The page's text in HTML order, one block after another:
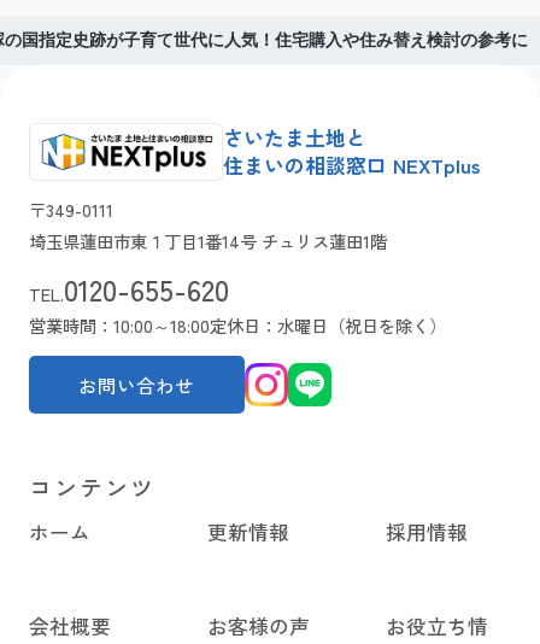
国指定史跡が子育て世代に人気！住宅購入や住み替え検討の参考に
さいたま土地と
住まいの相談窓口 NEXTplus
〒349-0111
埼玉県蓮田市東１丁目1番14号 チュリス蓮田1階
TEL.0120-655-620
営業時間：10:00～18:00定休日：水曜日（祝日を除く）
お問い合わせ
コンテンツ
ホーム 更新情報 採用情報
会社概要 お客様の声
お役立ち情